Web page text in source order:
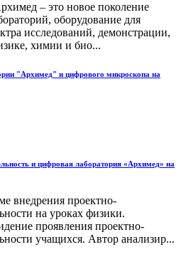
– это новое поколение
оборудование для
исследований, демонстрации,
химии и био...
"Архимед" и цифрового микроскопа на
и цифровая лаборатория «Архимед» на
внедрения проектно-
на уроках физики.
проявления проектно-
учащихся. Автор анализир...